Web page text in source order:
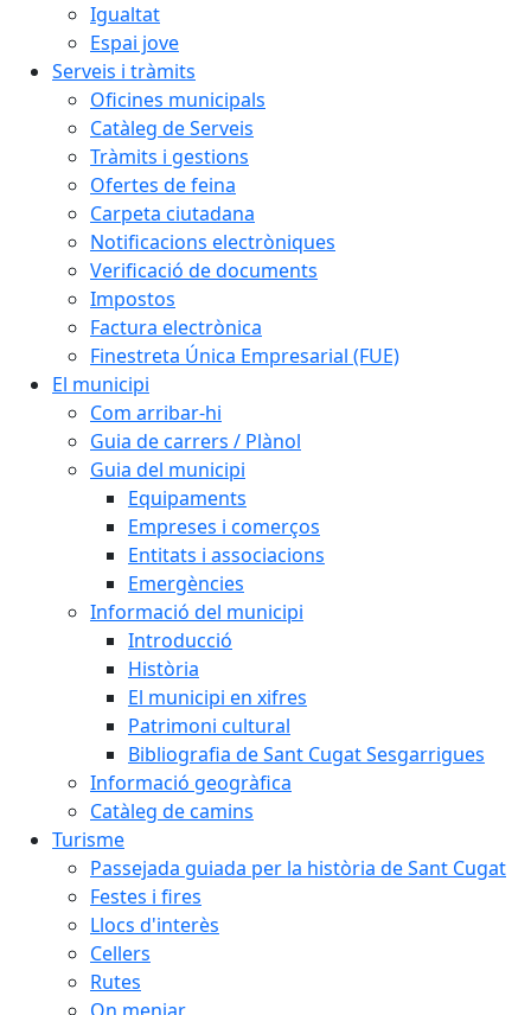
Igualtat
Espai jove
Serveis i tràmits
Oficines municipals
Catàleg de Serveis
Tràmits i gestions
Ofertes de feina
Carpeta ciutadana
Notificacions electròniques
Verificació de documents
Impostos
Factura electrònica
Finestreta Única Empresarial (FUE)
El municipi
Com arribar-hi
Guia de carrers / Plànol
Guia del municipi
Equipaments
Empreses i comerços
Entitats i associacions
Emergències
Informació del municipi
Introducció
Història
El municipi en xifres
Patrimoni cultural
Bibliografia de Sant Cugat Sesgarrigues
Informació geogràfica
Catàleg de camins
Turisme
Passejada guiada per la història de Sant Cugat
Festes i fires
Llocs d'interès
Cellers
Rutes